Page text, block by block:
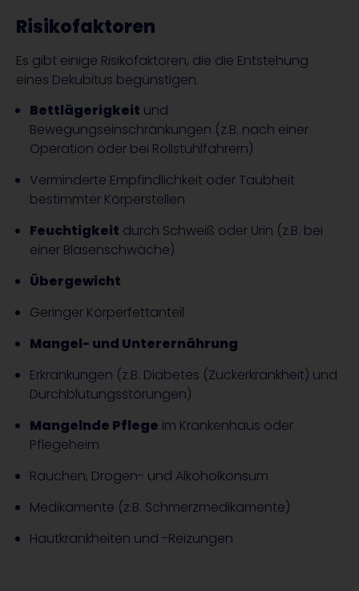
Risikofaktoren
Es gibt einige Risikofaktoren, die die Entstehung
eines Dekubitus begünstigen.
Bettlägerigkeit und
Bewegungseinschränkungen (z.B. nach einer
Operation oder bei Rollstuhlfahrern)
Verminderte Empfindlichkeit oder Taubheit
bestimmter Körperstellen
Feuchtigkeit durch Schweiß oder Urin (z.B. bei
einer Blasenschwäche)
Übergewicht
Geringer Körperfettanteil
Mangel- und Unterernährung
Erkrankungen (z.B. Diabetes (Zuckerkrankheit) und
Durchblutungsstörungen)
Mangelnde Pflege im Krankenhaus oder
Pflegeheim
Rauchen, Drogen- und Alkoholkonsum
Medikamente (z.B. Schmerzmedikamente)
Hautkrankheiten und -Reizungen